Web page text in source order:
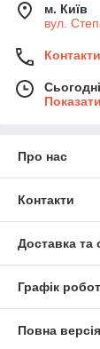
м. Київ
вул.
Контакти
Про нас
Контакти
Доставка та
Графік
Повна